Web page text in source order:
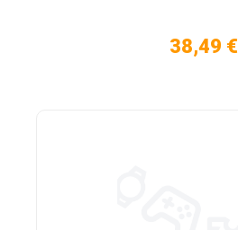
38,49 €